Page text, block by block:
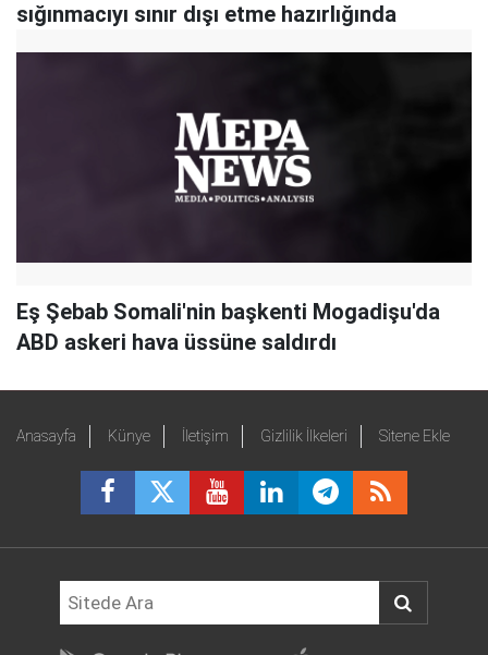
sığınmacıyı sınır dışı etme hazırlığında
Eş Şebab Somali'nin başkenti Mogadişu'da
ABD askeri hava üssüne saldırdı
Anasayfa Künye İletişim Gizlilik İlkeleri Sitene Ekle